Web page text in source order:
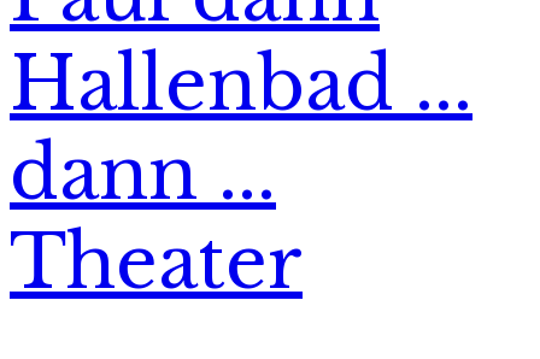
Hallenbad ...
dann ...
Theater